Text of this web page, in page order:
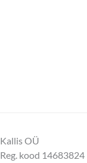
Kallis OÜ
Reg. kood 14683824